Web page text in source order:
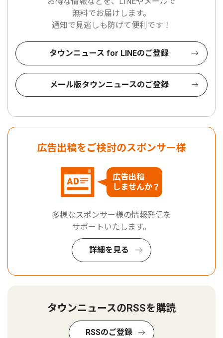
無料でお届けします。
通知で見逃しも防げて便利です！
タウンニュース for LINEのご登録
メール版タウンニュースのご登録
広告出稿をご検討のスポンサー様
広告出稿
しませんか？
多様なスポンサー様の情報発信を
サポートいたします。
詳細を見る
タウンニュースのRSSを購読
RSSのご登録